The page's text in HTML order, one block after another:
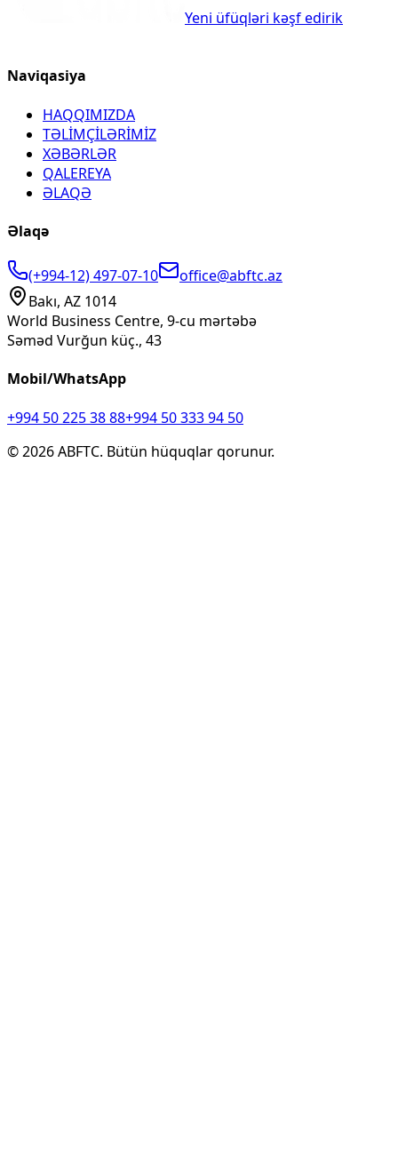
Yeni üfüqləri kəşf edirik
Naviqasiya
HAQQIMIZDA
TƏLİMÇİLƏRİMİZ
XƏBƏRLƏR
QALEREYA
ƏLAQƏ
Əlaqə
(+994-12) 497-07-10
office@abftc.az
Bakı, AZ 1014
World Business Centre, 9-cu mərtəbə
Səməd Vurğun küç., 43
Mobil/WhatsApp
+994 50 225 38 88+994 50 333 94 50
©2026ABFTC. Bütün hüquqlar qorunur.